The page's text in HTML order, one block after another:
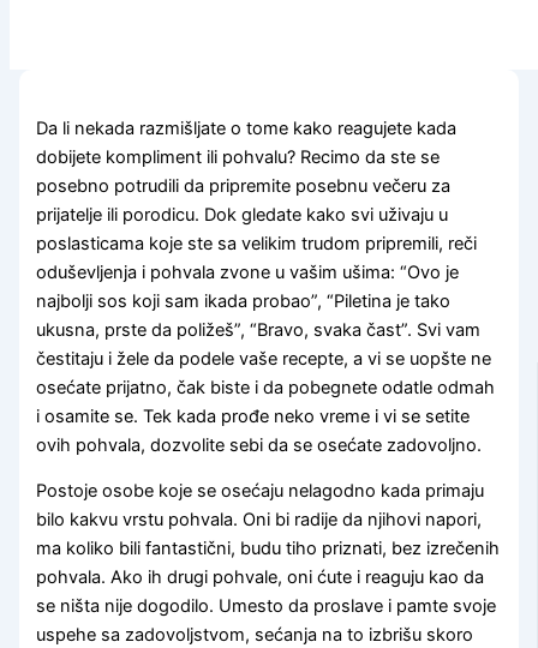
Da li nekada razmišljate o tome kako reagujete kada
dobijete kompliment ili pohvalu? Recimo da ste se
posebno potrudili da pripremite posebnu večeru za
prijatelje ili porodicu. Dok gledate kako svi uživaju u
poslasticama koje ste sa velikim trudom pripremili, reči
oduševljenja i pohvala zvone u vašim ušima: “Ovo je
najbolji sos koji sam ikada probao”, “Piletina je tako
ukusna, prste da poližeš”, “Bravo, svaka čast”. Svi vam
čestitaju i žele da podele vaše recepte, a vi se uopšte ne
osećate prijatno, čak biste i da pobegnete odatle odmah
i osamite se. Tek kada prođe neko vreme i vi se setite
ovih pohvala, dozvolite sebi da se osećate zadovoljno.
Postoje osobe koje se osećaju nelagodno kada primaju
bilo kakvu vrstu pohvala. Oni bi radije da njihovi napori,
ma koliko bili fantastični, budu tiho priznati, bez izrečenih
pohvala. Ako ih drugi pohvale, oni ćute i reaguju kao da
se ništa nije dogodilo. Umesto da proslave i pamte svoje
uspehe sa zadovoljstvom, sećanja na to izbrišu skoro